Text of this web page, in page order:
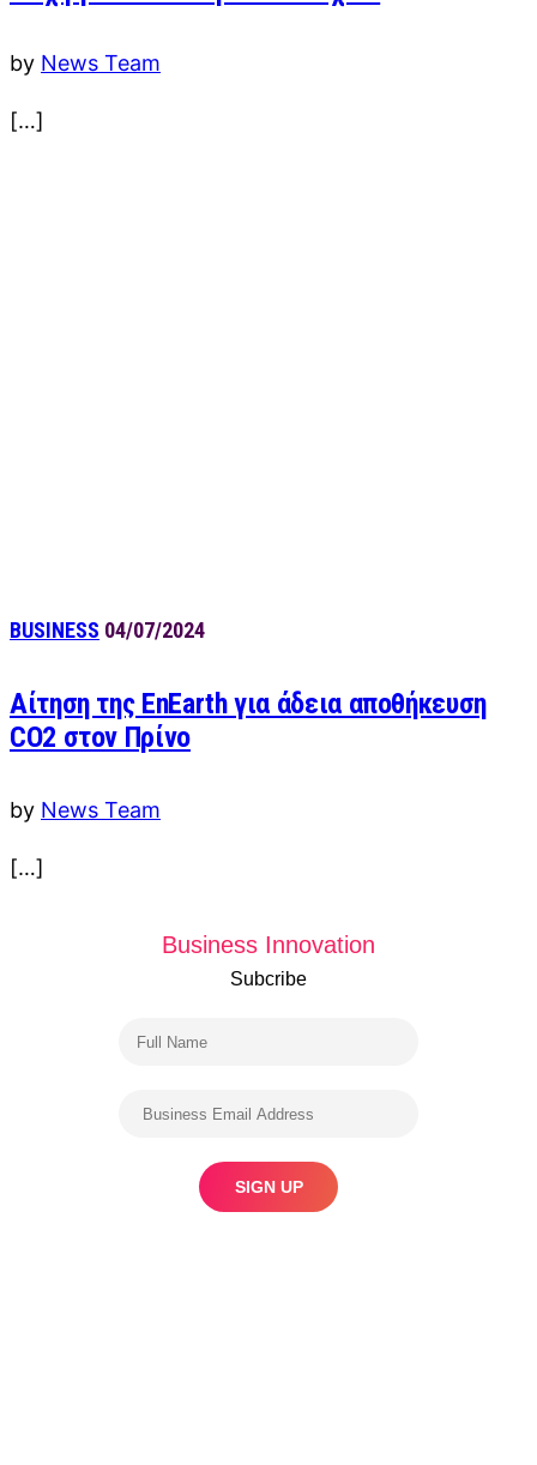
by News Team
[…]
BUSINESS 04/07/2024
Αίτηση της EnEarth για άδεια αποθήκευση
CO2 στον Πρίνο
by News Team
[…]
Business Innovation
Subcribe